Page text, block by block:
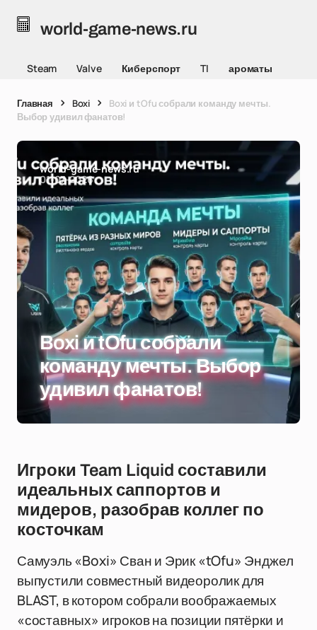
world-game-news.ru
Steam Valve Киберспорт TI ароматы
Главная Boxi
Boxi и tOfu собрали команду мечты.
Выбор удивил фанатов!
world-game-news.ru
01-07-2026
Boxi и tOfu собрали
команду мечты. Выбор
удивил фанатов!
Игроки Team Liquid составили
идеальных саппортов и
мидеров, разобрав коллег по
косточкам
Самуэль «Boxi» Сван и Эрик «tOfu» Энджел
выпустили совместный видеоролик для
BLAST, в котором собрали воображаемых
«составных» игроков на позиции пятёрки и